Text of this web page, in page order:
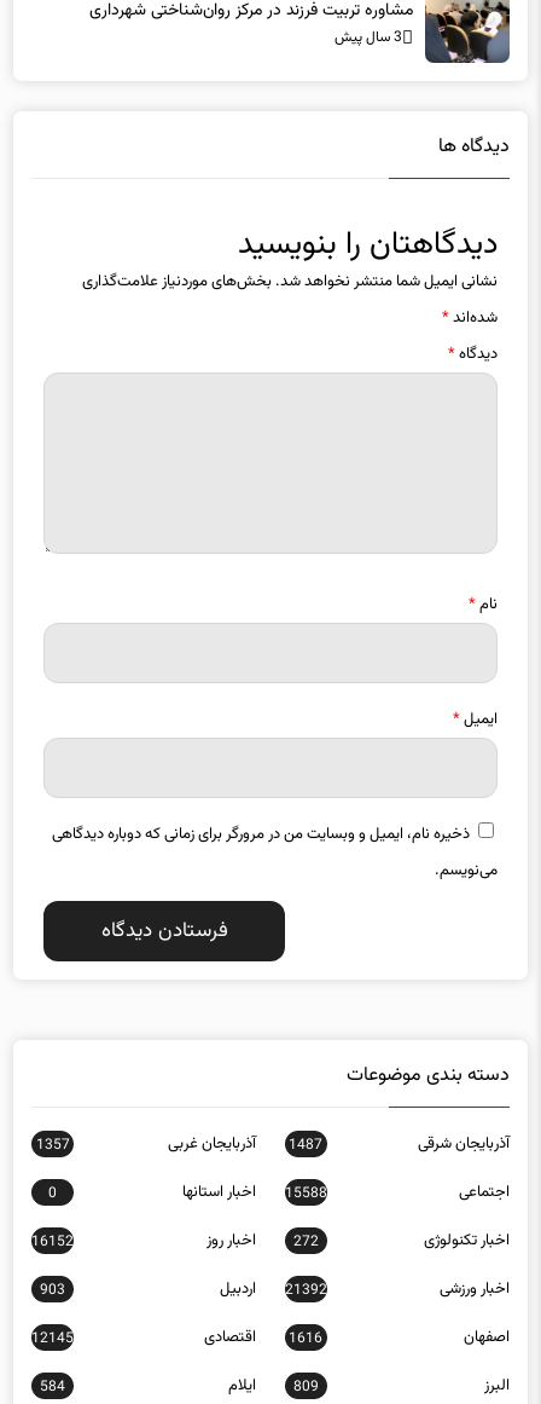
مشاوره تربیت فرزند در مرکز روان‌شناختی شهرداری
3 سال پیش
دیدگاه ها
دیدگاهتان را بنویسید
نشانی ایمیل شما منتشر نخواهد شد. بخش‌های موردنیاز علامت‌گذاری
شده‌اند*
دیدگاه*
نام*
ایمیل*
ذخیره نام، ایمیل و وبسایت من در مرورگر برای زمانی که دوباره دیدگاهی
می‌نویسم.
دسته بندی موضوعات
آذربایجان شرقی 1487 آذربایجان غربی 1357
اجتماعی 15588 اخبار استانها 0
اخبار تکنولوژی 272 اخبار روز 16152
اخبار ورزشی 21392 اردبیل 903
اصفهان 1616 اقتصادی 12145
البرز 809 ایلام 584